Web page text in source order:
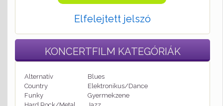
Elfelejtett jelszó
KONCERTFILM KATEGÓRIÁK
Alternatív
Blues
Country
Elektronikus/Dance
Funky
Gyermekzene